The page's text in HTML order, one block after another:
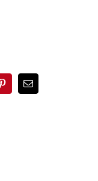
PinterestCorreo
electrónico